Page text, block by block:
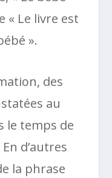
« Le livre est
».
des
au
le temps de
d’autres
la phrase